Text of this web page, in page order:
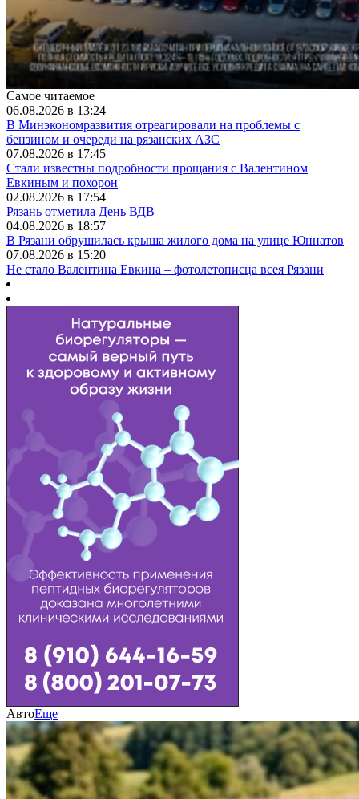
Самое читаемое
06.08.2026 в 13:24
В Минэкономразвития отреагировали на проблемы с
бензином и очереди на рязанских АЗС
07.08.2026 в 17:45
Стали известны подробности прощания с Валентином
Евкиным и похорон
02.08.2026 в 17:54
Рязань отметила День ВДВ
04.08.2026 в 18:57
В Рязани обрушилась крыша жилого дома на улице Юннатов
07.08.2026 в 15:20
Не стало Валентина Евкина – фотолетописца всея Рязани
АвтоЕще